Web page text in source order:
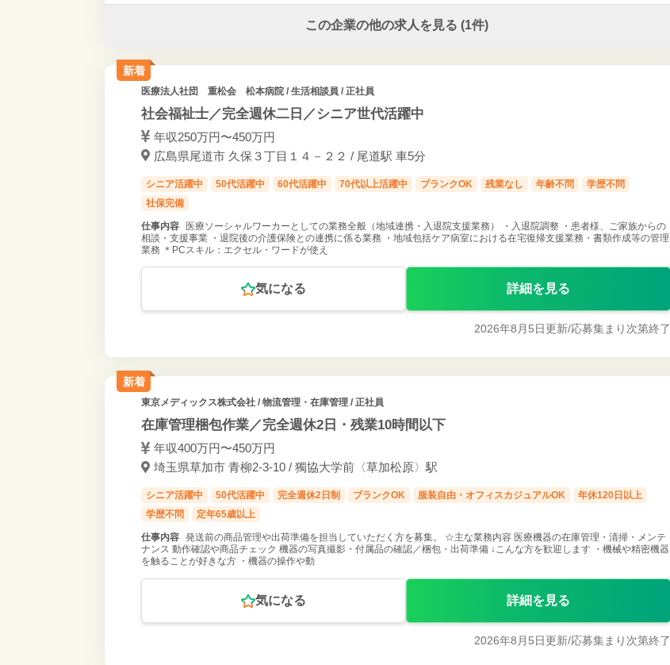
この企業の他の求人を見る (1件)
新着
医療法人社団 重松会 松本病院/ 生活相談員 / 正社員
社会福祉士／完全週休二日／シニア世代活躍中
年収250万円〜450万円
広島県尾道市 久保３丁目１４－２２ / 尾道駅 車5分
シニア活躍中 50代活躍中 60代活躍中 70代以上活躍中 ブランクOK 残業なし 年齢不問
学歴不問
社保完備
仕事内容
医療ソーシャルワーカーとしての業務全般（地域連携・入退院支援業務） ・入退院調整 ・患者様、ご家族からの
相談・支援事業 ・退院後の介護保険との連携に係る業務 ・地域包括ケア病室における在宅復帰支援業務・書類作成等の管理
業務 ＊PCスキル：エクセル・ワードが使え
気になる 詳細を見る
2026年8月5日更新/応募集まり次第終了
新着
東京メディックス株式会社/ 物流管理・在庫管理 / 正社員
在庫管理梱包作業／完全週休2日・残業10時間以下
年収400万円〜450万円
埼玉県草加市 青柳2-3-10 / 獨協大学前〈草加松原〉駅
シニア活躍中 50代活躍中 完全週休2日制 ブランクOK 服装自由・オフィスカジュアルOK
年休120日以上
学歴不問
定年65歳以上
仕事内容
発送前の商品管理や出荷準備を担当していただく方を募集。 ☆主な業務内容 医療機器の在庫管理・清掃・メンテ
ナンス 動作確認や商品チェック 機器の写真撮影・付属品の確認／梱包・出荷準備 ↓こんな方を歓迎します ・機械や精密機器
を触ることが好きな方 ・機器の操作や動
気になる 詳細を見る
2026年8月5日更新/応募集まり次第終了